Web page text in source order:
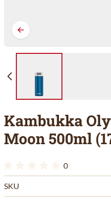
Kambukka
Moon 500ml
0
SKU